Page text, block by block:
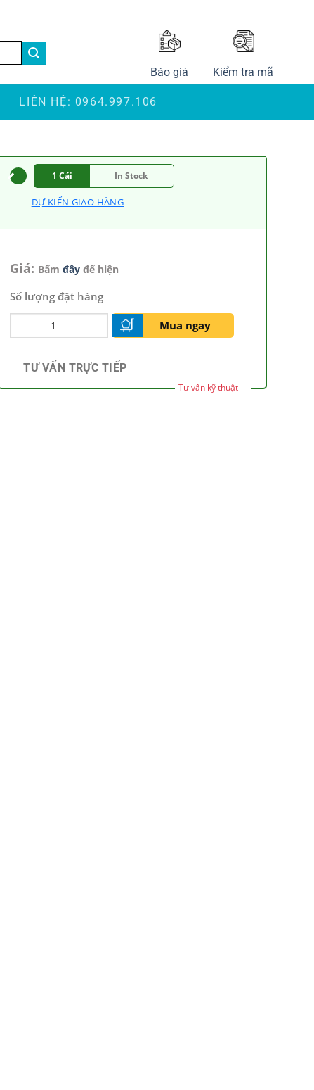
Báo giá Kiểm tra mã
LIÊN HỆ: 0964.997.106
1 Cái In Stock
DỰ KIẾN GIAO HÀNG
Giá: Bấm đâyđể hiện
Số lượng đặt hàng
Mua ngay
TƯ VẤN TRỰC TIẾP
Tư vấn kỹ thuật